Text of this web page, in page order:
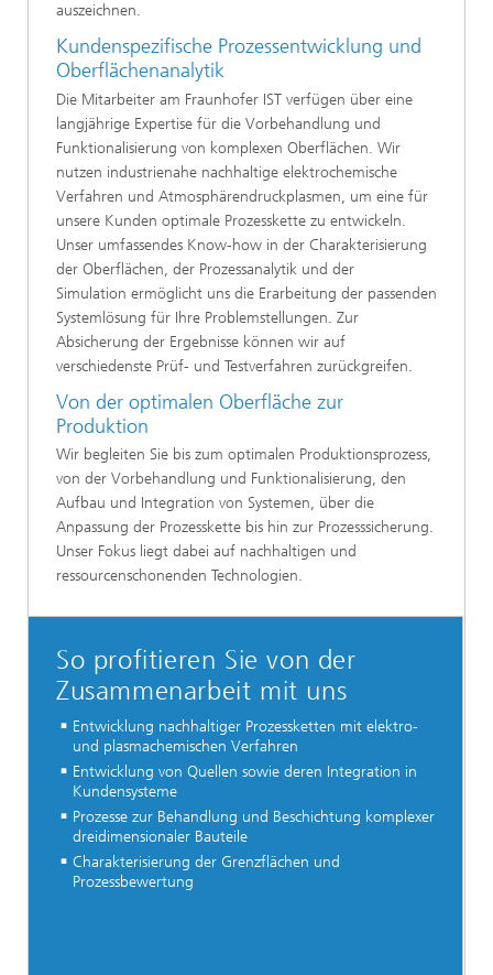
auszeichnen.
Kundenspezifische Prozessentwicklung und
Oberflächenanalytik
Die Mitarbeiter am Fraunhofer IST verfügen über eine
langjährige Expertise für die Vorbehandlung und
Funktionalisierung von komplexen Oberflächen. Wir
nutzen industrienahe nachhaltige elektrochemische
Verfahren und Atmosphärendruckplasmen, um eine für
unsere Kunden optimale Prozesskette zu entwickeln.
Unser umfassendes Know-how in der Charakterisierung
der Oberflächen, der Prozessanalytik und der
Simulation ermöglicht uns die Erarbeitung der passenden
Systemlösung für Ihre Problemstellungen. Zur
Absicherung der Ergebnisse können wir auf
verschiedenste Prüf- und Testverfahren zurückgreifen.
Von der optimalen Oberfläche zur
Produktion
Wir begleiten Sie bis zum optimalen Produktionsprozess,
von der Vorbehandlung und Funktionalisierung, den
Aufbau und Integration von Systemen, über die
Anpassung der Prozesskette bis hin zur Prozesssicherung.
Unser Fokus liegt dabei auf nachhaltigen und
ressourcenschonenden Technologien.
So profitieren Sie von der
Zusammenarbeit mit uns
Entwicklung nachhaltiger Prozessketten mit elektro-
und plasmachemischen Verfahren
Entwicklung von Quellen sowie deren Integration in
Kundensysteme
Prozesse zur Behandlung und Beschichtung komplexer
dreidimensionaler Bauteile
Charakterisierung der Grenzflächen und
Prozessbewertung